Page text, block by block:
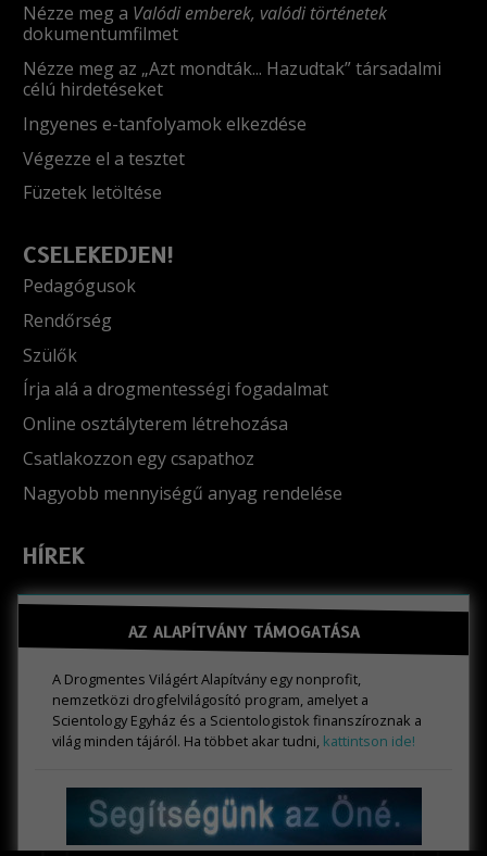
Nézze meg a Valódi emberek, valódi történetek
dokumentumfilmet
Nézze meg az „Azt mondták... Hazudtak” társadalmi
célú hirdetéseket
Ingyenes e-tanfolyamok elkezdése
Végezze el a tesztet
Füzetek letöltése
CSELEKEDJEN!
Pedagógusok
Rendőrség
Szülők
Írja alá a drogmentességi fogadalmat
Online osztályterem létrehozása
Csatlakozzon egy csapathoz
Nagyobb mennyiségű anyag rendelése
HÍREK
AZ ALAPÍTVÁNY TÁMOGATÁSA
A Drogmentes Világért Alapítvány egy nonprofit,
nemzetközi drogfelvilágosító program, amelyet a
Scientology Egyház és a Scientologistok finanszíroznak a
világ minden tájáról. Ha többet akar tudni, kattintson ide!